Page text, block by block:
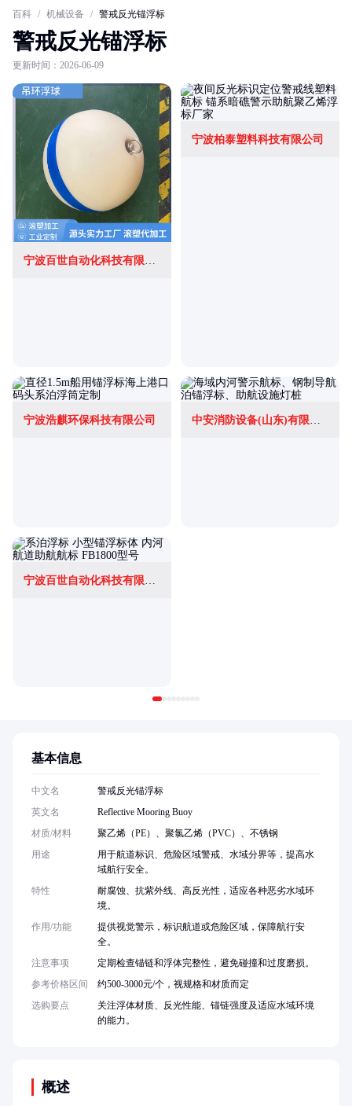
百科 / 机械设备 / 警戒反光锚浮标
警戒反光锚浮标
更新时间：2026-06-09
宁波百世自动化科技有限公司
宁波柏泰塑料科技有限公司
宁波浩麒环保科技有限公司 中安消防设备(山东)有限公司
概述
基本信息
中文名
警戒反光锚浮标
英文名
Reflective Mooring Buoy
材质/材料
聚乙烯（PE）、聚氯乙烯（PVC）、不锈钢
用途
用于航道标识、危险区域警戒、水域分界等，提高水
域航行安全。
特性
耐腐蚀、抗紫外线、高反光性，适应各种恶劣水域环
境。
作用/功能
提供视觉警示，标识航道或危险区域，保障航行安
全。
注意事项
定期检查锚链和浮体完整性，避免碰撞和过度磨损。
参考价格区间
约500-3000元/个，视规格和材质而定
选购要点
关注浮体材质、反光性能、锚链强度及适应水域环境
的能力。